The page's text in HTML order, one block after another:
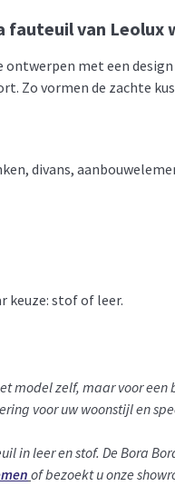
fauteuil van
met een
Zo vormen de zachte
divans,
keuze: stof of leer.
model zelf, maar voor
voor uw woonstijl en
in leer en stof. De Bora
of bezoekt u onze